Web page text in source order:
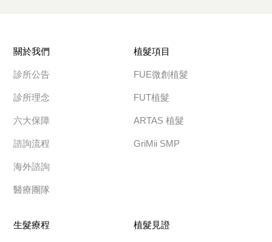
關於我們
診所公告
診所理念
六大保障
諮詢流程
海外諮詢
醫療團隊
植髮項目
FUE微創植髮
FUT植髮
ARTAS 植髮
GriMii SMP
生髮療程 植髮見證